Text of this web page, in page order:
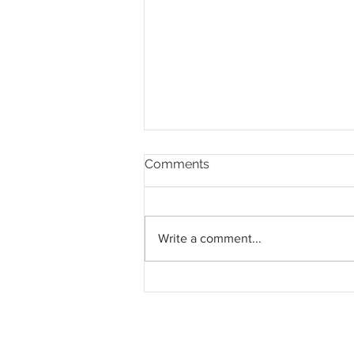
Comments
Write a comment...